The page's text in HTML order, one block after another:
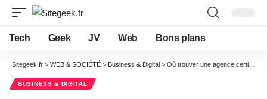
Tech Geek JV Web Bons plans
Sitegeek.fr > WEB & SOCIÉTÉ > Business & Digital > Où trouver une agence certifiée Facebook Ads ?
BUSINESS & DIGITAL